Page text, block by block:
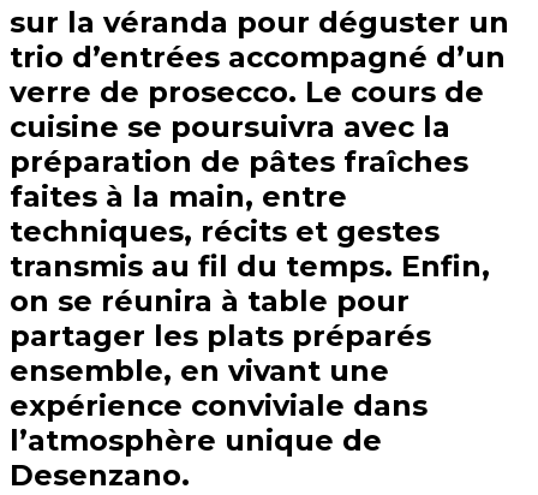
sur la véranda pour déguster un
trio d’entrées accompagné d’un
verre de prosecco. Le cours de
cuisine se poursuivra avec la
préparation de pâtes fraîches
faites à la main, entre
techniques, récits et gestes
transmis au fil du temps. Enfin,
on se réunira à table pour
partager les plats préparés
ensemble, en vivant une
expérience conviviale dans
l’atmosphère unique de
Desenzano.